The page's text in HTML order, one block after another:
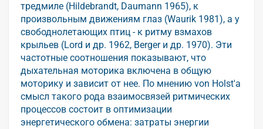
тредмиле (Hildebrandt, Daumann 1965), к
произвольным движениям глаз (Waurik 1981), а у
свободнолетающих птиц - к ритму взмахов
крыльев (Lord и др. 1962, Berger и др. 1970). Эти
частотные соотношения показывают, что
дыхательная моторика включена в общую
моторику и зависит от нее. По мнению von Holst'а
смысл такого рода взаимосвязей ритмических
процессов состоит в оптимизации
энергетического обмена: затраты энергии